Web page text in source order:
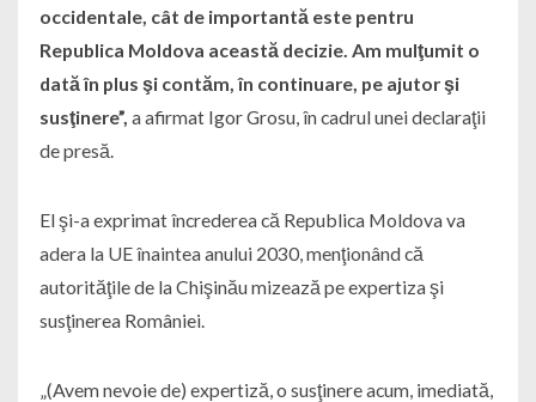
occidentale, cât de importantă este pentru
Republica Moldova această decizie. Am mulţumit o
dată în plus şi contăm, în continuare, pe ajutor şi
susţinere”, a afirmat Igor Grosu, în cadrul unei declaraţii
de presă.
El şi-a exprimat încrederea că Republica Moldova va
adera la UE înaintea anului 2030, menţionând că
autorităţile de la Chişinău mizează pe expertiza şi
susţinerea României.
„(Avem nevoie de) expertiză, o susţinere acum, imediată,